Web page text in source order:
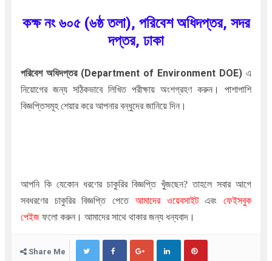
কক্ষ নং ৬০৫ (৬ষ্ঠ তলা), পরিবেশ অধিদপ্তর, সদর
দপ্তর, ঢাকা
পরিবেশ অধিদপ্তর (Department of Environment DOE) এ
নিয়োগের জন্য সঠিকভাবে লিখিত পরীক্ষায় অংশগ্রহণ করুন। পাশাপাশি
বিজ্ঞপ্তিসমূহ শেয়ার করে আপনার বন্ধুদের জানিয়ে দিন।
আপনি কি যেকোন ধরণের চাকুরির বিজ্ঞপ্তি খুঁজছেন?তাহলে সবার আগে
সবধরণের চাকুরির বিজ্ঞপ্তি পেতে
আমাদের ওয়েবসাইট এবংফেইসবুক
পেইজফলো করুন। আমাদের সাথে থাকার জন্য ধন্যবাদ।
Share Me